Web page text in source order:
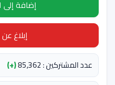
إضافة
إبلاغ
عدد المشتركين : 85,362
(+)